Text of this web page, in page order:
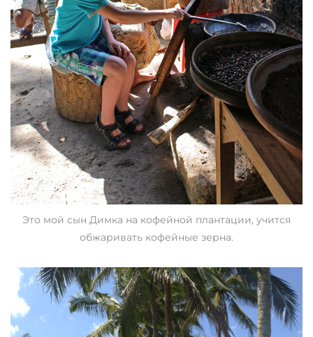
Это мой сын Димка на кофейной плантации, учится
обжаривать кофейные зерна.